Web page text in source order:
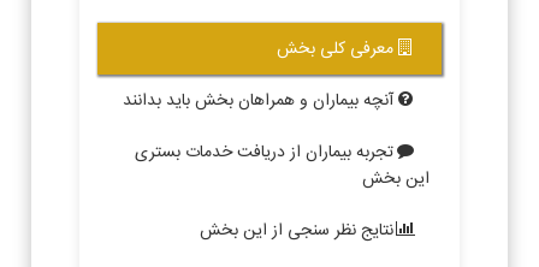
معرفی کلی بخش
آنچه بیماران و همراهان بخش باید بدانند
تجربه بیماران از دریافت خدمات بستری
این بخش
نتایج نظر سنجی از این بخش